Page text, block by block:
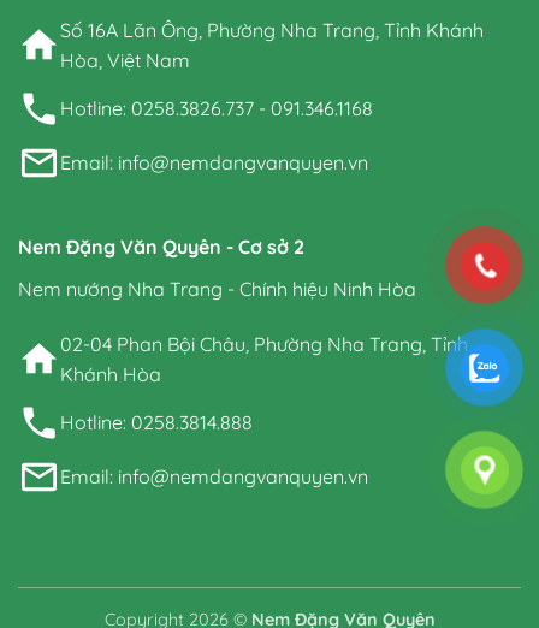
Số 16A Lãn Ông, Phường Nha Trang, Tỉnh Khánh
Hòa, Việt Nam
Hotline: 0258.3826.737 - 091.346.1168
Email: info@nemdangvanquyen.vn
Nem Đặng Văn Quyên - Cơ sở 2
Nem nướng Nha Trang - Chính hiệu Ninh Hòa
02-04 Phan Bội Châu, Phường Nha Trang, Tỉnh
Khánh Hòa
Hotline: 0258.3814.888
Email: info@nemdangvanquyen.vn
Copyright 2026 © Nem Đặng Văn Quyên